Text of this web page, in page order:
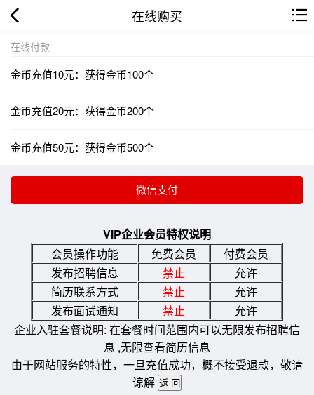
在线购买
在线付款
金币充值10元：获得金币100个
金币充值20元：获得金币200个
金币充值50元：获得金币500个
VIP企业会员特权说明
会员操作功能
免费会员
付费会员
发布招聘信息
禁止
允许
简历联系方式
禁止
允许
发布面试通知
禁止
允许
企业入驻套餐说明: 在套餐时间范围内可以无限发布招聘信
息 ,无限查看简历信息
由于网站服务的特性，一旦充值成功，概不接受退款，敬请
谅解